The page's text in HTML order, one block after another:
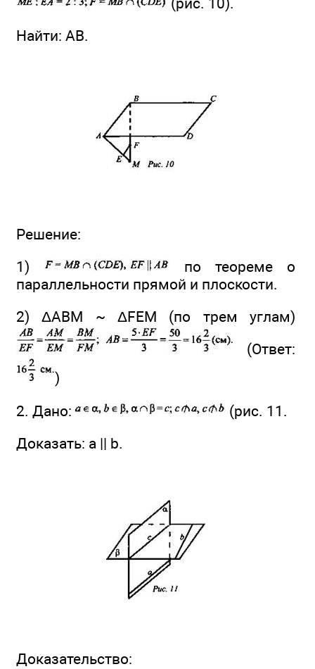
Найти: АВ.
Решение:
1)
по теореме о
параллельности прямой и плоскости.
2) ΔABM ~ ΔFEM (по трем углам)
(Ответ:
)
2. Дано:
(рис. 11.
Доказать: а || b.
Доказательство: